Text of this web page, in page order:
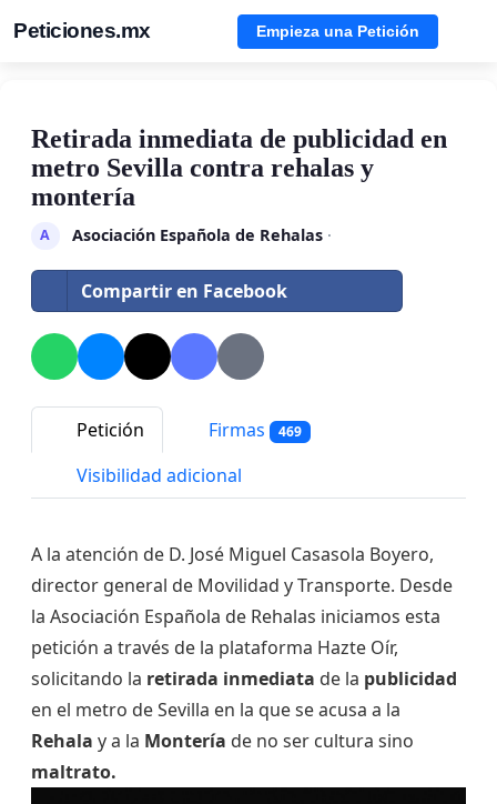
Peticiones.mx Empieza una Petición
Retirada inmediata de publicidad en
metro Sevilla contra rehalas y
montería
A Asociación Española de Rehalas·
Compartir en Facebook
Petición Firmas 469
Visibilidad adicional
A la atención de D. José Miguel Casasola Boyero,
director general de Movilidad y Transporte. Desde
la Asociación Española de Rehalas iniciamos esta
petición a través de la plataforma Hazte Oír,
solicitando la retirada inmediata de la publicidad
en el metro de Sevilla en la que se acusa a la
Rehala y a la Montería de no ser cultura sino
maltrato.